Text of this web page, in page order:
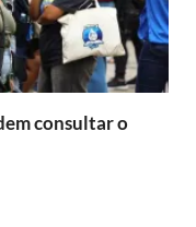
consultar o